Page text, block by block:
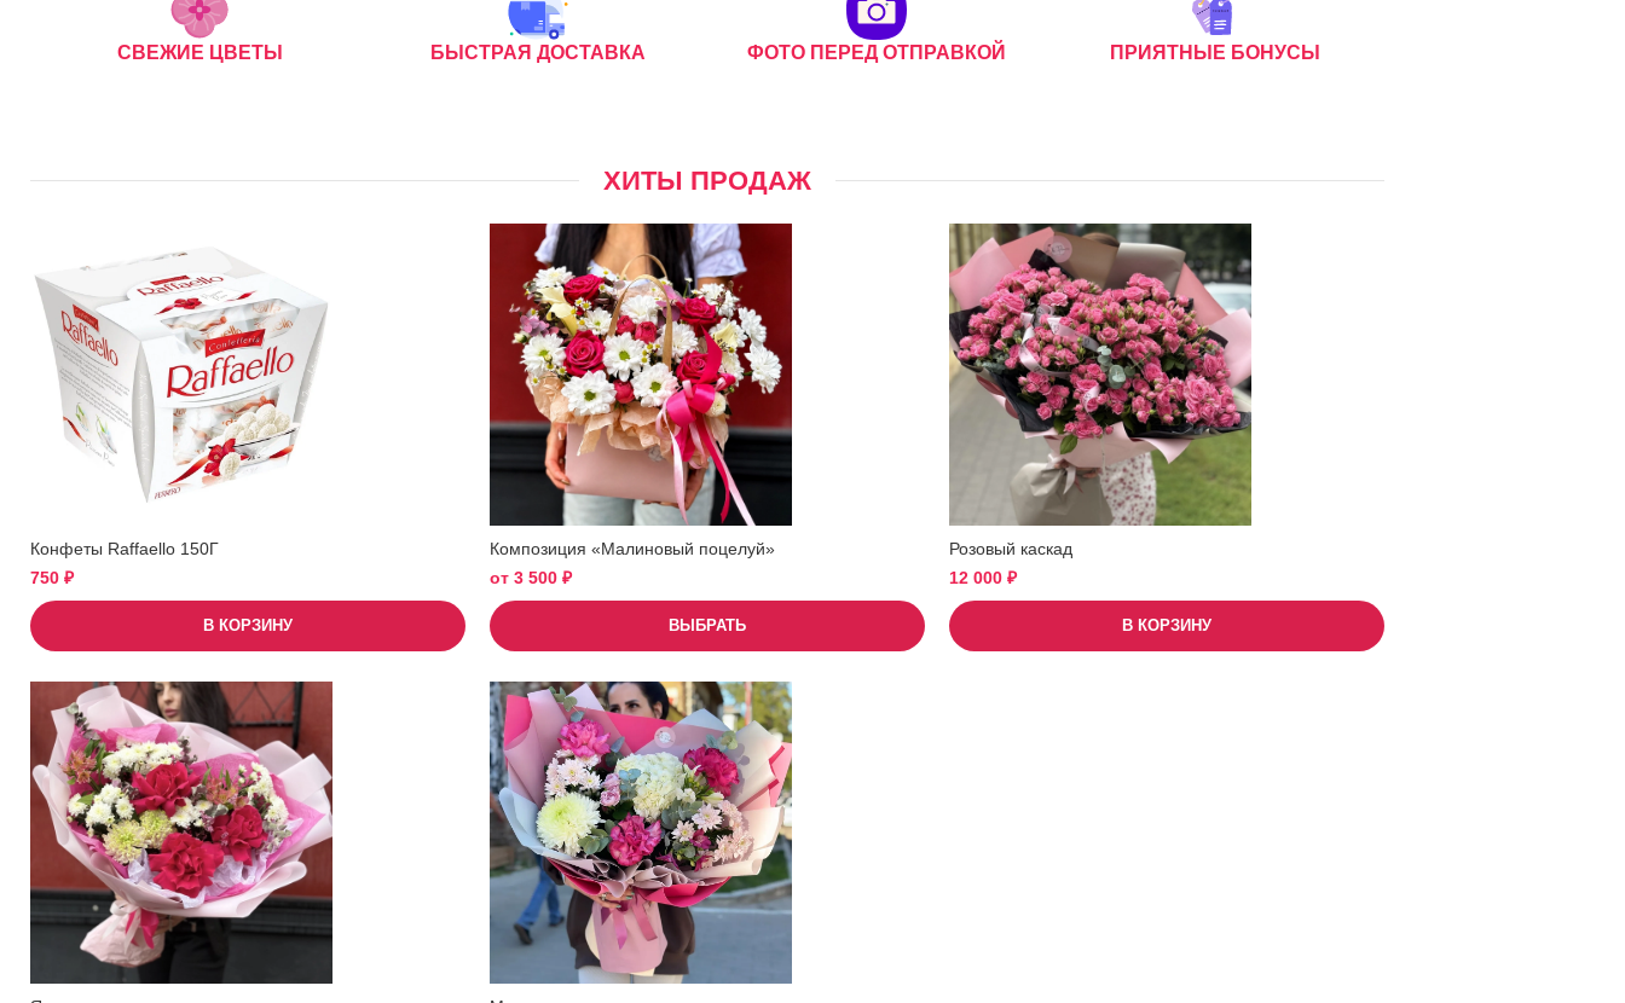
СВЕЖИЕ ЦВЕТЫ БЫСТРАЯ ДОСТАВКА ФОТО ПЕРЕД ОТПРАВКОЙ ПРИЯТНЫЕ БОНУСЫ
ХИТЫ ПРОДАЖ
Конфеты Raffaello 150Г
750 ₽
В КОРЗИНУ
Композиция «Малиновый поцелуй»
от 3 500 ₽
ВЫБРАТЬ
Розовый каскад
12 000 ₽
В КОРЗИНУ